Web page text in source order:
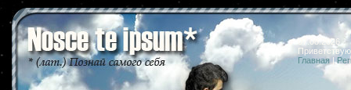
07.08.2026
Главная |